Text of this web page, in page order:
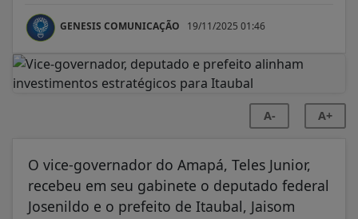
GENESIS COMUNICAÇÃO 19/11/2025 01:46
A- A+
O vice-governador do Amapá, Teles Junior,
recebeu em seu gabinete o deputado federal
Josenildo e o prefeito de Itaubal, Jaisom